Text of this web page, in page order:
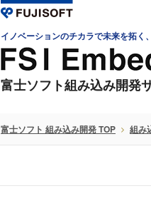
イノベーションのチカラで未来を拓く
富士ソフト組み込み開発
富士ソフト 組み込み開発 TOP 組み